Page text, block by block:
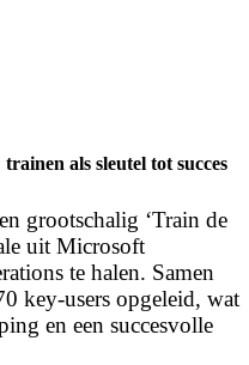
als sleutel tot succes
grootschalig ‘Train de
uit Microsoft
te halen. Samen
key-users opgeleid, wat
en een succesvolle